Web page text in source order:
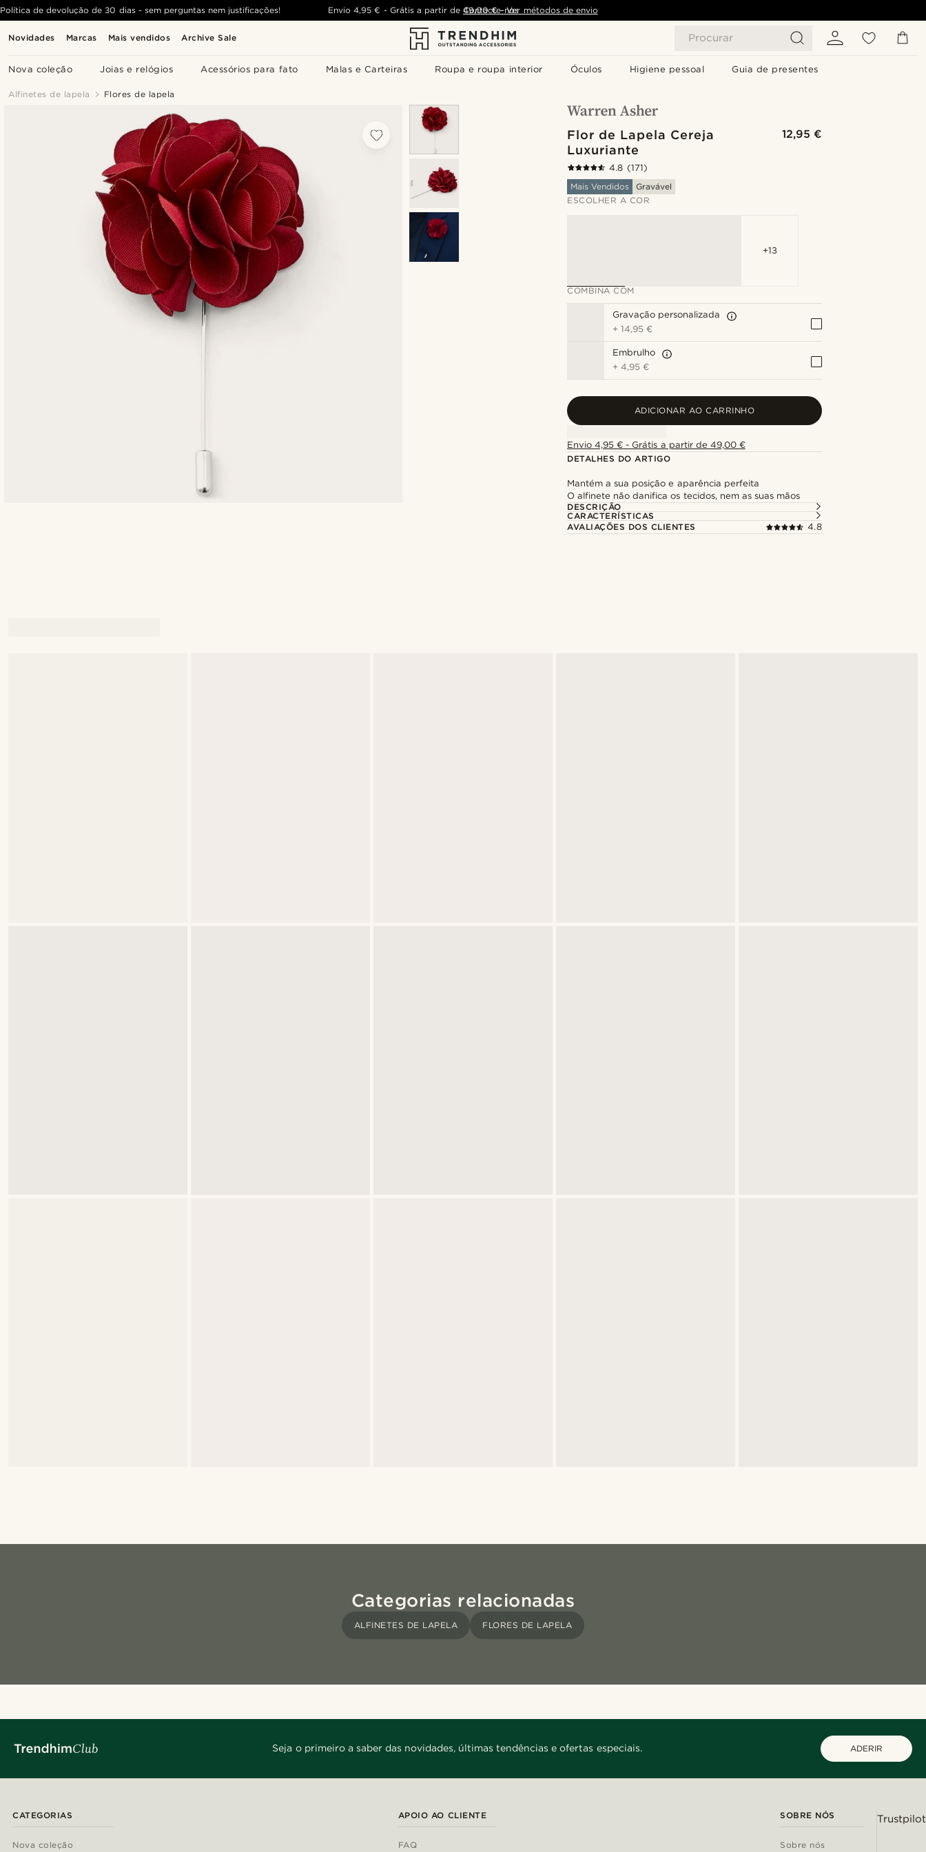
Novidades Marcas Mais vendidos Archive Sale Procurar
Nova coleção Joias e relógios Acessórios para fato Malas e Carteiras Roupa e roupa interior Óculos Higiene pessoal Guia de presentes
Política de devolução de 30 dias - sem perguntas nem justificações! Envio 4,95 € - Grátis a partir de 49,00 € - Ver métodos de envio
Contacte-nos
Alfinetes de lapela Flores de lapela
Flor de Lapela Cereja
Luxuriante
12,95 €
4.8 (171)
Mais Vendidos
Gravável
ESCOLHER A COR
+13
COMBINA COM
Gravação personalizada
+14,95 €
Embrulho
+4,95 €
ADICIONAR AO CARRINHO
Envio 4,95 € - Grátis a partir de 49,00 €
DETALHES DO ARTIGO
Mantém a sua posição e aparência perfeita
O alfinete não danifica os tecidos, nem as suas mãos
DESCRIÇÃO
CARACTERÍSTICAS
AVALIAÇÕES DOS CLIENTES
4.8
Categorias relacionadas
ALFINETES DE LAPELA FLORES DE LAPELA
Seja o primeiro a saber das novidades, últimas tendências e ofertas especiais. ADERIR
CATEGORIAS
Nova coleção
APOIO AO CLIENTE
FAQ
SOBRE NÓS
Sobre nós
Trustpilot